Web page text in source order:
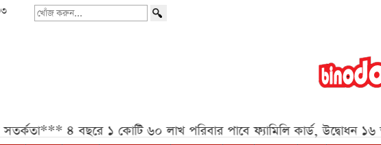
খোঁজ
৪ বছরে ১ কোটি ৬০ লাখ পরিবার পাবে ফ্যামিলি কার্ড, উদ্বোধন ১৬ আগস্ট***